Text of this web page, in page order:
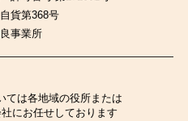
貨第368号
事業所
ては各地域の役所または
にお任せしております